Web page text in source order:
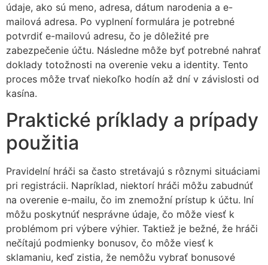
údaje, ako sú meno, adresa, dátum narodenia a e-
mailová adresa. Po vyplnení formulára je potrebné
potvrdiť e-mailovú adresu, čo je dôležité pre
zabezpečenie účtu. Následne môže byť potrebné nahrať
doklady totožnosti na overenie veku a identity. Tento
proces môže trvať niekoľko hodín až dní v závislosti od
kasína.
Praktické príklady a prípady
použitia
Pravidelní hráči sa často stretávajú s rôznymi situáciami
pri registrácii. Napríklad, niektorí hráči môžu zabudnúť
na overenie e-mailu, čo im znemožní prístup k účtu. Iní
môžu poskytnúť nesprávne údaje, čo môže viesť k
problémom pri výbere výhier. Taktiež je bežné, že hráči
nečítajú podmienky bonusov, čo môže viesť k
sklamaniu, keď zistia, že nemôžu vybrať bonusové